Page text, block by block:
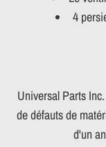
4
Universal Parts
de défauts de
d'un